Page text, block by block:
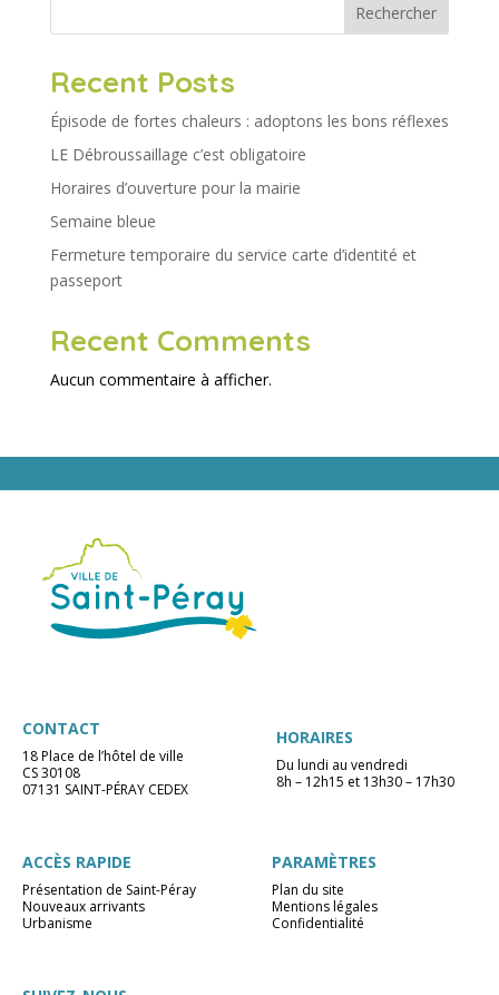
Rechercher
Recent Posts
Épisode de fortes chaleurs : adoptons les bons réflexes
LE Débroussaillage c’est obligatoire
Horaires d’ouverture pour la mairie
Semaine bleue
Fermeture temporaire du service carte d’identité et
passeport
Recent Comments
Aucun commentaire à afficher.
CONTACT
18 Place de l’hôtel de ville
CS 30108
07131 SAINT-PÉRAY CEDEX
HORAIRES
Du lundi au vendredi
8h – 12h15 et 13h30 – 17h30
ACCÈS RAPIDE
Présentation de Saint-Péray
Nouveaux arrivants
Urbanisme
PARAMÈTRES
Plan du site
Mentions légales
Confidentialité